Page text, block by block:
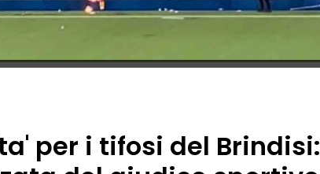
per i tifosi del Brindisi: